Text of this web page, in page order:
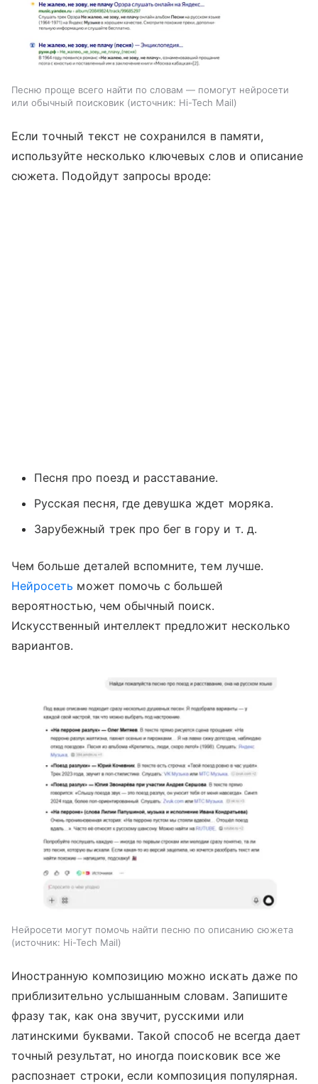
Песню проще всего найти по словам — помогут нейросети
или обычный поисковик
источник: Hi-Tech Mail
Если точный текст не сохранился в памяти,
используйте несколько ключевых слов и описание
сюжета. Подойдут запросы вроде:
Песня про поезд и расставание.
Русская песня, где девушка ждет моряка.
Зарубежный трек про бег в гору и т. д.
Чем больше деталей вспомните, тем лучше.
Нейросеть может помочь с большей
вероятностью, чем обычный поиск.
Искусственный интеллект предложит несколько
вариантов.
Нейросети могут помочь найти песню по описанию сюжета
источник: Hi-Tech Mail
Иностранную композицию можно искать даже по
приблизительно услышанным словам. Запишите
фразу так, как она звучит, русскими или
латинскими буквами. Такой способ не всегда дает
точный результат, но иногда поисковик все же
распознает строки, если композиция популярная.